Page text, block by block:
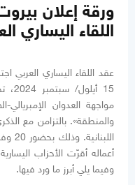
ورقة إعلان
اللقاء اليساري
15
مواجهة العدوان
أعماله أقرّت الأحزاب
وفيما يلي أبرز ما ورد فيها.